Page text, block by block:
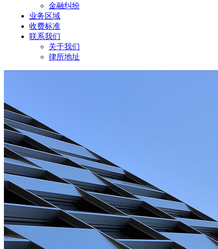
金融纠纷
业务区域
收费标准
联系我们
关于我们
律所地址